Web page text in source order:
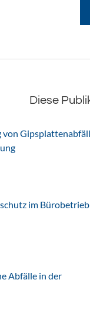
Diese
im Bürobetrieb
Abfälle in der